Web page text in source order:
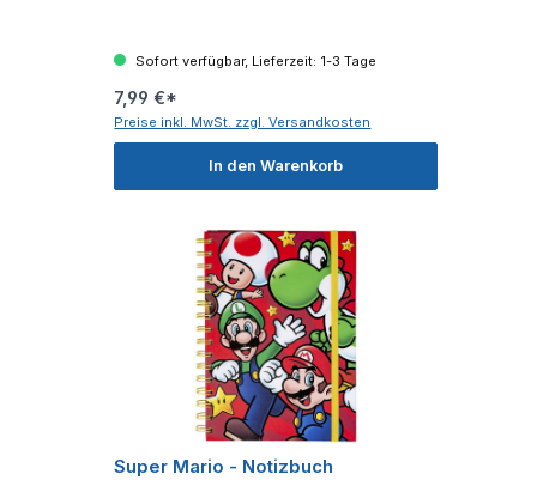
Sofort verfügbar, Lieferzeit: 1-3 Tage
7,99 €*
Preise inkl. MwSt. zzgl. Versandkosten
In den Warenkorb
Super Mario - Notizbuch